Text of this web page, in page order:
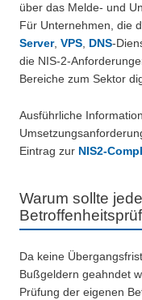
über das Melde- und
Für Unternehmen, die
Server, VPS DNS-
die NIS-2-
Bereiche zum Sektor
Ausführliche
Eintrag zur NIS2-
Warum sollte
Da keine
Bußgeldern geahndet
Prüfung der eigenen